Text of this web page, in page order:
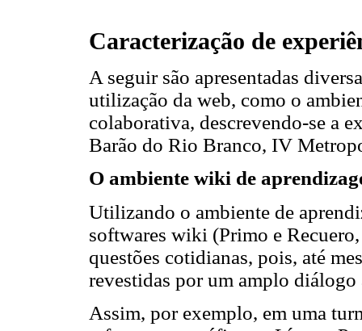
Caracterização de
A seguir são apresentadas
utilização da web, como o
colaborativa, descrevendo-se a
Barão do Rio Branco, IV
O ambiente wiki de
Utilizando o ambiente de
softwares wiki (Primo e
questões cotidianas, pois, até
revestidas por um amplo
Assim, por exemplo, em uma